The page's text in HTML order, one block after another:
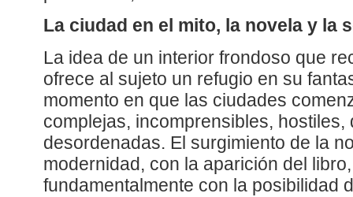
La ciudad en el mito, la novela y la
La idea de un interior frondoso que
ofrece al sujeto un refugio en su
momento en que las ciudades
complejas, incomprensibles,
desordenadas. El surgimiento de la
modernidad, con la aparición del
fundamentalmente con la posibilidad